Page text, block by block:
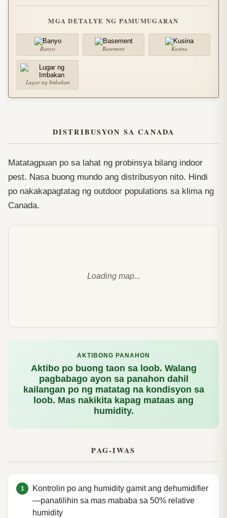
MGA DETALYE NG PAMUMUGARAN
Banyo Basement Kusina
Lugar ng Imbakan
DISTRIBUSYON SA CANADA
Matatagpuan po sa lahat ng probinsya bilang indoor
pest. Nasa buong mundo ang distribusyon nito. Hindi
po nakakapagtatag ng outdoor populations sa klima ng
Canada.
Loading map...
AKTIBONG PANAHON
Aktibo po buong taon sa loob. Walang
pagbabago ayon sa panahon dahil
kailangan po ng matatag na kondisyon sa
loob. Mas nakikita kapag mataas ang
humidity.
PAG-IWAS
Kontrolin po ang humidity gamit ang dehumidifier
—panatilihin sa mas mababa sa 50% relative
humidity